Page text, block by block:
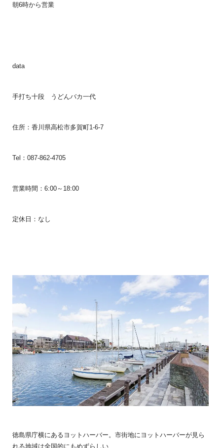
朝6時から営業
data
手打ち十段 うどんバカ一代
住所：香川県高松市多賀町1-6-7
Tel：087-862-4705
営業時間：6:00～18:00
定休日：なし
徳島県庁横にあるヨットハーバー。市街地にヨットハーバーが見ら
れる地域は全国的にもめずらしい